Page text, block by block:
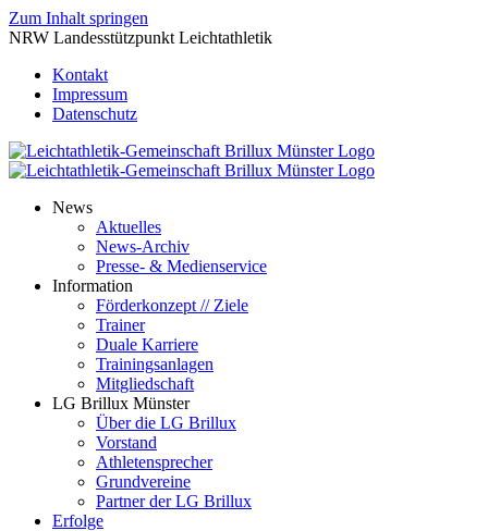
Zum Inhalt springen
NRW Landesstützpunkt Leichtathletik
Kontakt
Impressum
Datenschutz
News
Aktuelles
News-Archiv
Presse- & Medienservice
Information
Förderkonzept // Ziele
Trainer
Duale Karriere
Trainingsanlagen
Mitgliedschaft
LG Brillux Münster
Über die LG Brillux
Vorstand
Athletensprecher
Grundvereine
Partner der LG Brillux
Erfolge